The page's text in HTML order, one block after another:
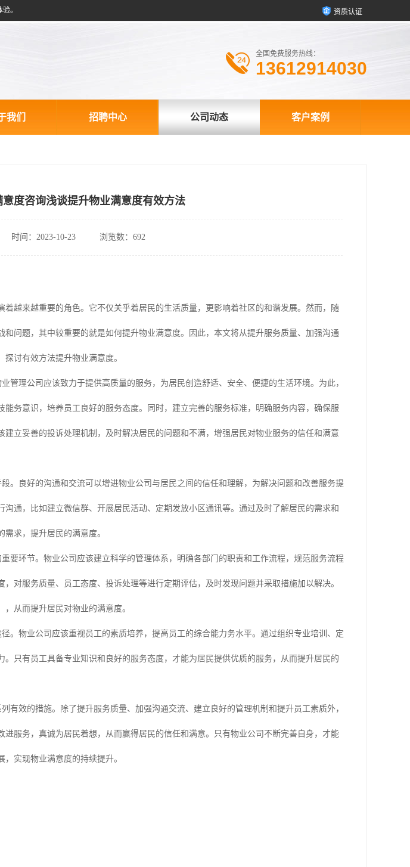
。 资质认证
全国免费服务热线：
13612914030
我们 招聘中心 公司动态 客户案例
意度咨询浅谈提升物业满意度有效方法
时间：2023-10-23 浏览数：692
着越来越重要的角色。它不仅关乎着居民的生活质量，更影响着社区的和谐发展。然而，随
问题，其中较重要的就是如何提升物业满意度。因此，本文将从提升服务质量、加强沟通
讨有效方法提升物业满意度。
管理公司应该致力于提供高质量的服务，为居民创造舒适、安全、便捷的生活环境。为此，
务意识，培养员工良好的服务态度。同时，建立完善的服务标准，明确服务内容，确保服
立妥善的投诉处理机制，及时解决居民的问题和不满，增强居民对物业服务的信任和满意
。良好的沟通和交流可以增进物业公司与居民之间的信任和理解，为解决问题和改善服务提
通，比如建立微信群、开展居民活动、定期发放小区通讯等。通过及时了解居民的需求和
求，提升居民的满意度。
要环节。物业公司应该建立科学的管理体系，明确各部门的职责和工作流程，规范服务流程
对服务质量、员工态度、投诉处理等进行定期评估，及时发现问题并采取措施加以解决。
从而提升居民对物业的满意度。
。物业公司应该重视员工的素质培养，提高员工的综合能力务水平。通过组织专业培训、定
只有员工具备专业知识和良好的服务态度，才能为居民提供优质的服务，从而提升居民的
有效的措施。除了提升服务质量、加强沟通交流、建立良好的管理机制和提升员工素质外，
服务，真诚为居民着想，从而赢得居民的信任和满意。只有物业公司不断完善自身，才能
实现物业满意度的持续提升。